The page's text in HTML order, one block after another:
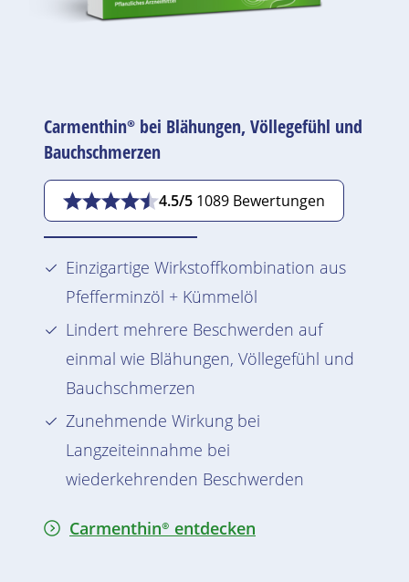
Carmenthin® bei Blähungen, Völlegefühl und
Bauchschmerzen
4.5/5 1089 Bewertungen
Einzigartige Wirkstoffkombination aus
Pfefferminzöl + Kümmelöl
Lindert mehrere Beschwerden auf
einmal wie Blähungen, Völlegefühl und
Bauchschmerzen
Zunehmende Wirkung bei
Langzeiteinnahme bei
wiederkehrenden Beschwerden
Carmenthin® entdecken